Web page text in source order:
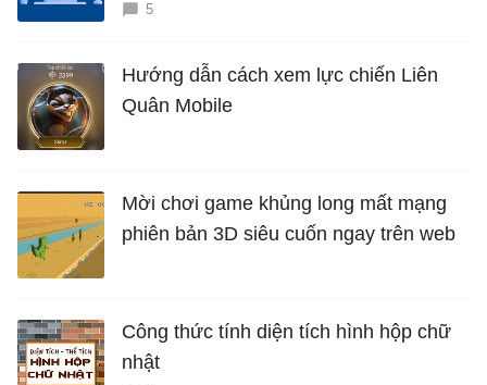
5
Hướng dẫn cách xem lực chiến Liên
Quân Mobile
Mời chơi game khủng long mất mạng
phiên bản 3D siêu cuốn ngay trên web
Công thức tính diện tích hình hộp chữ
nhật